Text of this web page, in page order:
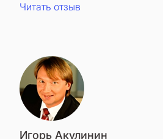
Читать отзыв
Игорь Акулинин